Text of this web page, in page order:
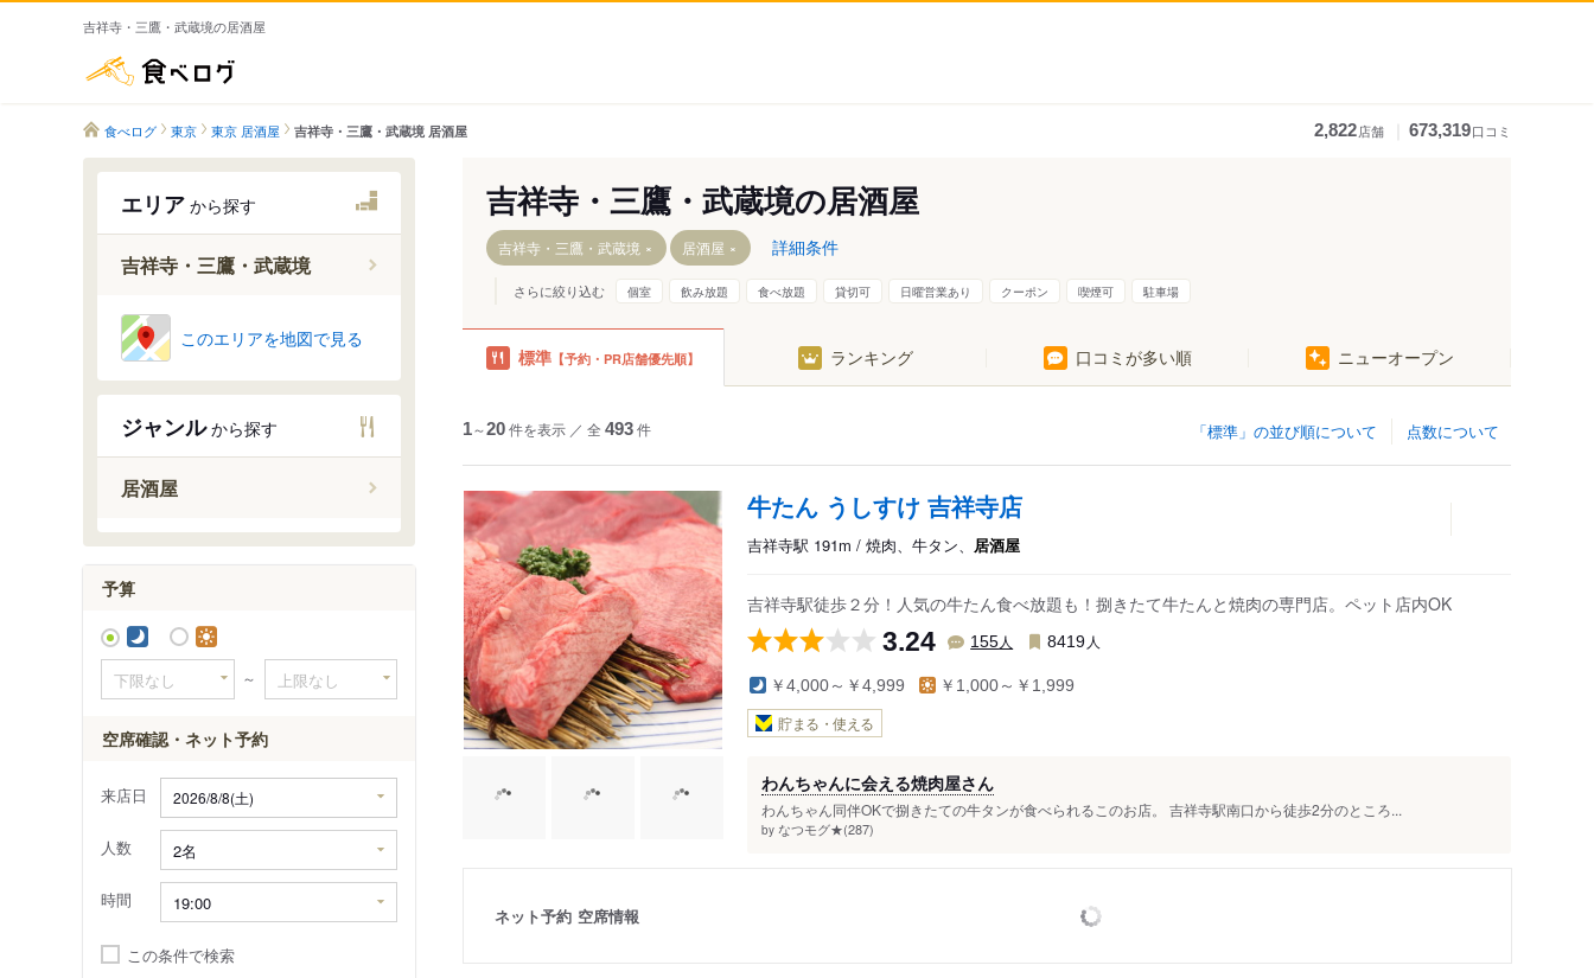
吉祥寺・三鷹・武蔵境の居酒屋
食べログ 東京 東京 居酒屋 吉祥寺・三鷹・武蔵境 居酒屋 2,822店舗 673,319口コミ
エリア から探す
吉祥寺・三鷹・武蔵境
吉祥寺
三鷹
このエリアを地図で見る
ジャンルから探す
居酒屋
予算
～
空席確認・ネット予約
来店日
人数
時間
この条件で検索
吉祥寺・三鷹・武蔵境の居酒屋
吉祥寺・三鷹・武蔵境 居酒屋 詳細条件
さらに絞り込む 個室 飲み放題 食べ放題 貸切可 日曜営業あり クーポン 喫煙可 駐車場
標準 【予約・PR店舗優先順】 ランキング 口コミが多い順 ニューオープン
点数について
「標準」の並び順について
1～20件を表示 ／ 全 493件
牛たん うしすけ 吉祥寺店
吉祥寺駅 191m / 焼肉、牛タン、 居酒屋
吉祥寺駅徒歩２分！人気の牛たん食べ放題も！捌きたて牛たんと焼肉の専門店。ペット店内OK
3.24 155人 8419 人
￥4,000～￥4,999 ￥1,000～￥1,999
貯まる・使える
わんちゃんに会える焼肉屋さん
わんちゃん同伴OKで捌きたての牛タンが食べられるこのお店。 吉祥寺駅南口から徒歩2分のところ...
by なつモグ★(287)
ネット予約 空席情報